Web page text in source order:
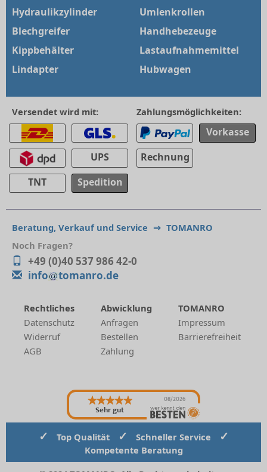
Hydraulikzylinder
Blechgreifer
Kippbehälter
Lindapter
Umlenkrollen
Handhebezeuge
Lastaufnahmemittel
Hubwagen
Versendet wird mit:
UPS
TNT
Spedition
Zahlungsmöglichkeiten:
Vorkasse
Rechnung
Beratung, Verkauf und Service ⇒ TOMANRO
Noch Fragen?
+49 (0)40 537 986 42-0
info
tomanro.de
Rechtliches
Datenschutz
Widerruf
AGB
Abwicklung
Anfragen
Bestellen
Zahlung
TOMANRO
Impressum
Barrierefreiheit
Sehr gut
08/2026
✓ Top Qualität ✓ Schneller Service ✓
Kompetente Beratung